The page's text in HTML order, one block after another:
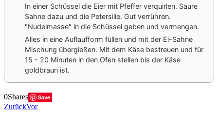
In einer Schüssel die Eier mit Pfeffer verquirlen. Saure
Sahne dazu und die Petersilie. Gut verrühren.
"Nudelmasse" in die Schüssel geben und vermengen.
Alles in eine Auflaufform füllen und mit der Ei-Sahne
Mischung übergießen. Mit dem Käse bestreuen und für
15 - 20 Minuten in den Ofen stellen bis der Käse
goldbraun ist.
0Shares Save
ZurückVor